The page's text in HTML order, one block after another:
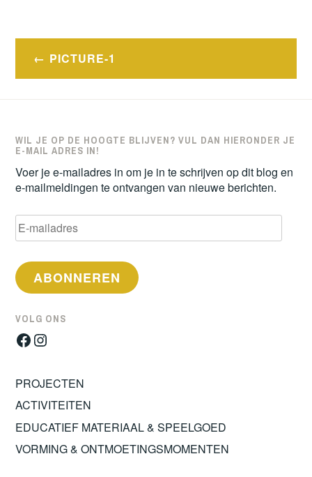
Bericht
navigatie
PICTURE-1
WIL JE OP DE HOOGTE BLIJVEN? VUL DAN HIERONDER JE
E-MAIL ADRES IN!
Voer je e-mailadres in om je in te schrijven op dit blog en
e-mailmeldingen te ontvangen van nieuwe berichten.
E-
mailadres
ABONNEREN
VOLG ONS
Facebook
Instagram
PROJECTEN
ACTIVITEITEN
EDUCATIEF MATERIAAL & SPEELGOED
VORMING & ONTMOETINGSMOMENTEN